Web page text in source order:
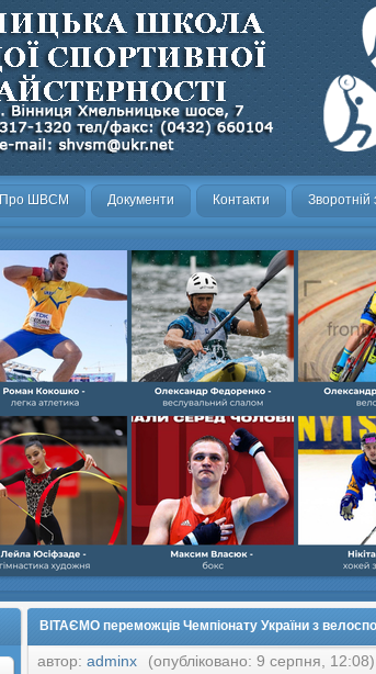
Про ШВСМ Документи Контакти Зворотній
ВІТАЄМО переможців Чемпіонату України з
автор: adminx (опубліковано: 9 серпня, 12:08)